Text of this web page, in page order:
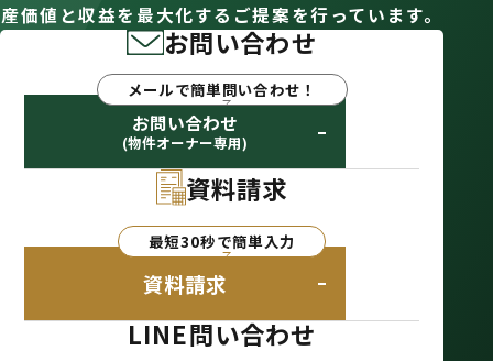
産価値と収益を最大化するご提案を行っています。
お問い合わせ
メールで簡単問い合わせ！
お問い合わせ
(物件オーナー専用)
資料請求
最短30秒で簡単入力
資料請求
LINE問い合わせ